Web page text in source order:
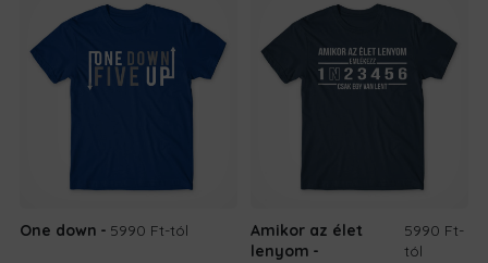
One down 5990 Ft-tól
Amikor az élet
lenyom
5990 Ft-
tól